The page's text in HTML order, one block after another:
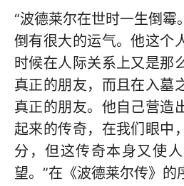
“波德莱尔在世时一生倒霉
倒有很大的运气。他这个
时候在人际关系上又是那
真正的朋友，而且在入墓
真正的朋友。他自己营造
起来的传奇，在我们眼中
分，但这传奇本身又使
望。”在《波德莱尔传》